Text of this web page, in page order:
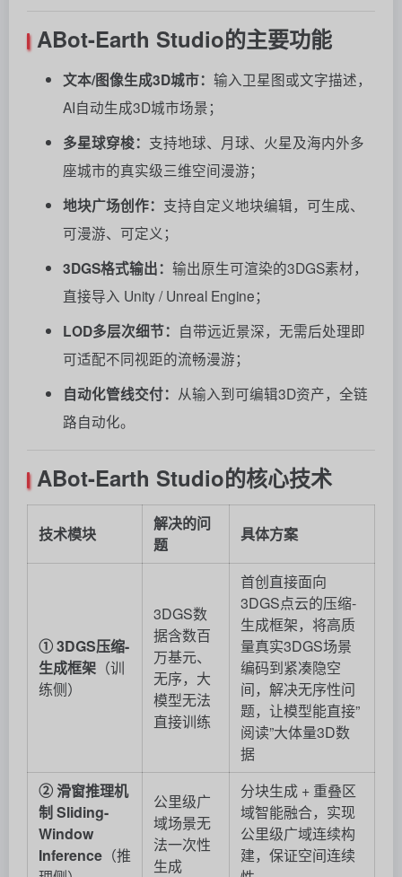
ABot-Earth Studio的主要功能
文本/图像生成3D城市： 输入卫星图或文字描述，
AI自动生成3D城市场景；
多星球穿梭： 支持地球、月球、火星及海内外多
座城市的真实级三维空间漫游；
地块广场创作： 支持自定义地块编辑，可生成、
可漫游、可定义；
3DGS格式输出： 输出原生可渲染的3DGS素材，
直接导入 Unity / Unreal Engine；
LOD多层次细节： 自带远近景深，无需后处理即
可适配不同视距的流畅漫游；
自动化管线交付： 从输入到可编辑3D资产，全链
路自动化。
ABot-Earth Studio的核心技术
技术模块
解决的问
题
具体方案
① 3DGS压缩-
生成框架 （训
练侧）
3DGS数
据含数百
万基元、
无序，大
模型无法
直接训练
首创直接面向
3DGS点云的压缩-
生成框架，将高质
量真实3DGS场景
编码到紧凑隐空
间，解决无序性问
题，让模型能直接”
阅读”大体量3D数
据
② 滑窗推理机
制 Sliding-
Window
Inference （推
公里级广
域场景无
法一次性
生成
分块生成 + 重叠区
域智能融合，实现
公里级广域连续构
建，保证空间连续